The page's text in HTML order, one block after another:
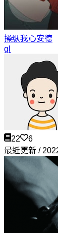
操纵我心安德
gl
22
6
最近更新 /